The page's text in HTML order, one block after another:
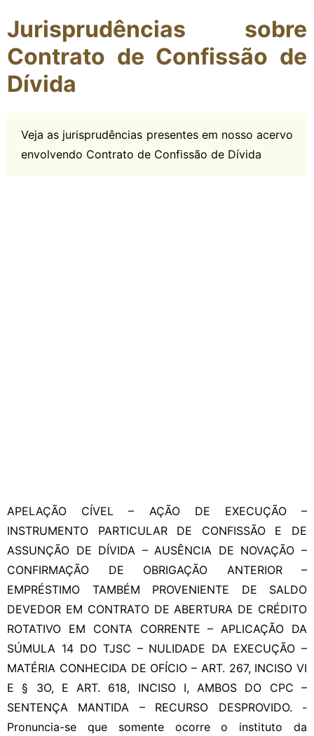
Jurisprudências sobre
Contrato de Confissão de
Dívida
Veja as jurisprudências presentes em nosso acervo
envolvendo Contrato de Confissão de Dívida
APELAÇÃO CÍVEL – AÇÃO DE EXECUÇÃO –
INSTRUMENTO PARTICULAR DE CONFISSÃO E DE
ASSUNÇÃO DE DÍVIDA – AUSÊNCIA DE NOVAÇÃO –
CONFIRMAÇÃO DE OBRIGAÇÃO ANTERIOR –
EMPRÉSTIMO TAMBÉM PROVENIENTE DE SALDO
DEVEDOR EM CONTRATO DE ABERTURA DE CRÉDITO
ROTATIVO EM CONTA CORRENTE – APLICAÇÃO DA
SÚMULA 14 DO TJSC – NULIDADE DA EXECUÇÃO –
MATÉRIA CONHECIDA DE OFÍCIO – ART. 267, INCISO VI
E § 3O, E ART. 618, INCISO I, AMBOS DO CPC –
SENTENÇA MANTIDA – RECURSO DESPROVIDO. -
Pronuncia-se que somente ocorre o instituto da